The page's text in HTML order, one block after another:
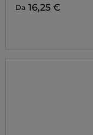
Da 16,25 €